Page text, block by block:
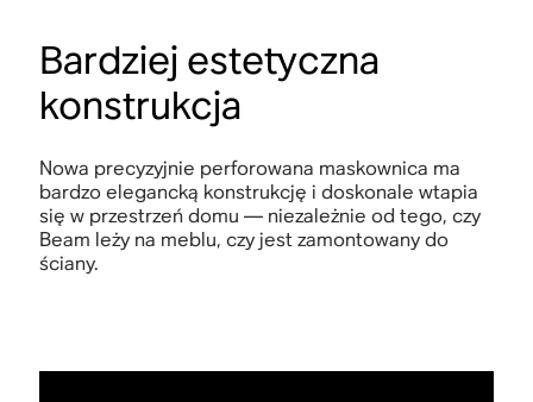
Bardziej estetyczna
konstrukcja
Nowa precyzyjnie perforowana maskownica ma
bardzo elegancką konstrukcję i doskonale wtapia
się w przestrzeń domu — niezależnie od tego, czy
Beam leży na meblu, czy jest zamontowany do
ściany.